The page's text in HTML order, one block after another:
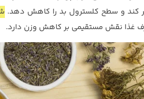
کند و سطح کلسترول بد را کاهش دهد.
نقش مستقیمی بر کاهش وزن دارد.